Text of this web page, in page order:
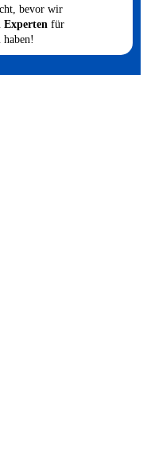
bevor wir
Experten für
haben!